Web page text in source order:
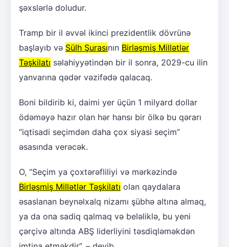
şəxslərlə doludur.
Tramp bir il əvvəl ikinci prezidentlik dövrünə
başlayıb və Sülh Şurasının Birləşmiş Millətlər
Təşkilatı səlahiyyətindən bir il sonra, 2029-cu ilin
yanvarına qədər vəzifədə qalacaq.
Boni bildirib ki, daimi yer üçün 1 milyard dollar
ödəməyə hazır olan hər hansı bir ölkə bu qərarı
“iqtisadi seçimdən daha çox siyasi seçim”
əsasında verəcək.
O, “Seçim ya çoxtərəfliliyi və mərkəzində
Birləşmiş Millətlər Təşkilatı olan qaydalara
əsaslanan beynəlxalq nizamı şübhə altına almaq,
ya da ona sadiq qalmaq və beləliklə, bu yeni
çərçivə altında ABŞ liderliyini təsdiqləməkdən